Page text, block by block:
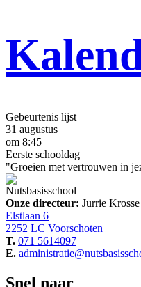
Gebeurtenis lijst
31 augustus
om 8:45
Eerste schooldag
"Groeien met vertrouwen in
Nutsbasisschool
Onze directeur: Jurrie Krosse
Elstlaan 6
2252 LC Voorschoten
T. 071 5614097
E.
Snel naar